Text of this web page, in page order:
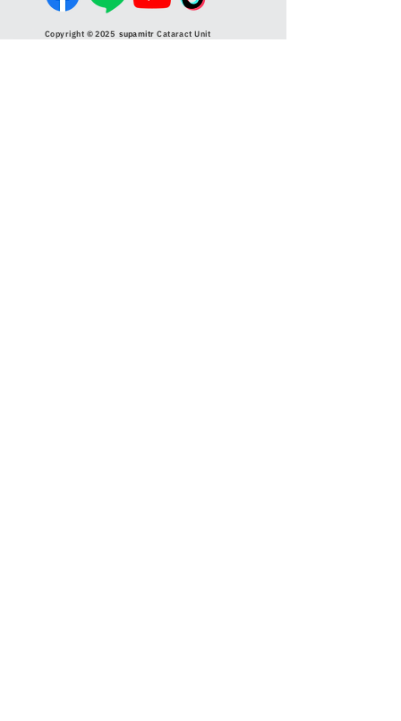
Copyright © 2025 supamitr Cataract Unit